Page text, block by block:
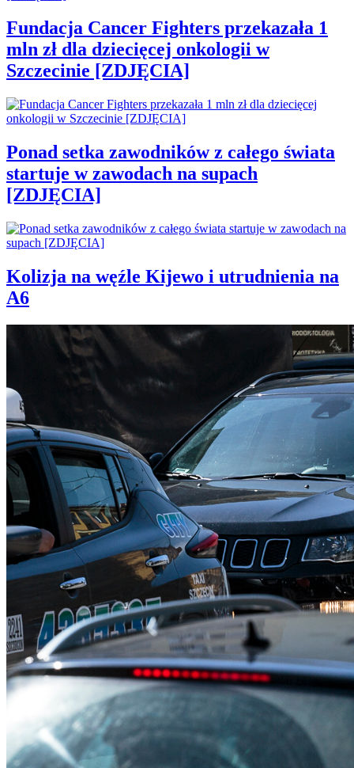
Fundacja Cancer Fighters przekazała 1
mln zł dla dziecięcej onkologii w
Szczecinie [ZDJĘCIA]
Ponad setka zawodników z całego świata
startuje w zawodach na supach
[ZDJĘCIA]
Kolizja na węźle Kijewo i utrudnienia na
A6